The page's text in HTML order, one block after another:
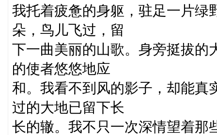
我托着疲惫的身躯，驻足一片绿
朵，鸟儿飞过，留
下一曲美丽的山歌。身旁挺拔的
的使者悠悠地应
和。我看不到风的影子，却能真
过的大地已留下长
长的辙。我不只一次深情望着那